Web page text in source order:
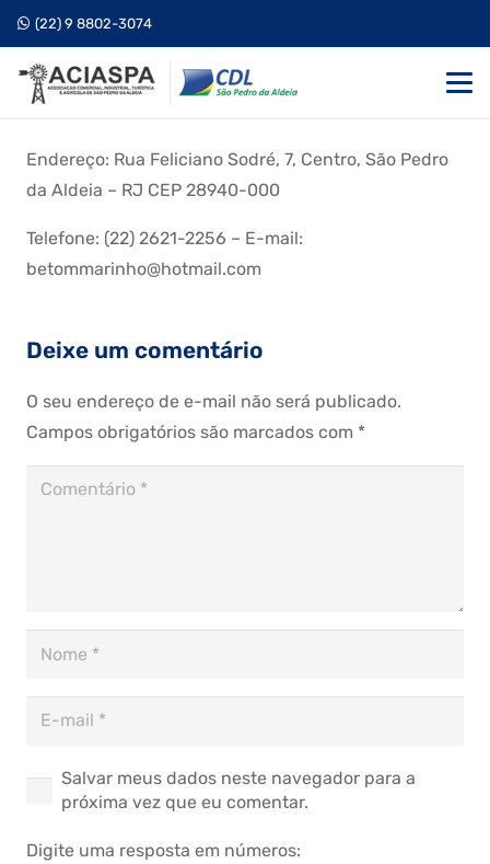
(22) 9 8802-3074
Endereço: Rua Feliciano Sodré, 7, Centro, São Pedro
da Aldeia – RJ CEP 28940-000
Telefone: (22) 2621-2256 – E-mail:
betommarinho@hotmail.com
Deixe um comentário
O seu endereço de e-mail não será publicado.
Campos obrigatórios são marcados com *
Salvar meus dados neste navegador para a
próxima vez que eu comentar.
Digite uma resposta em números: